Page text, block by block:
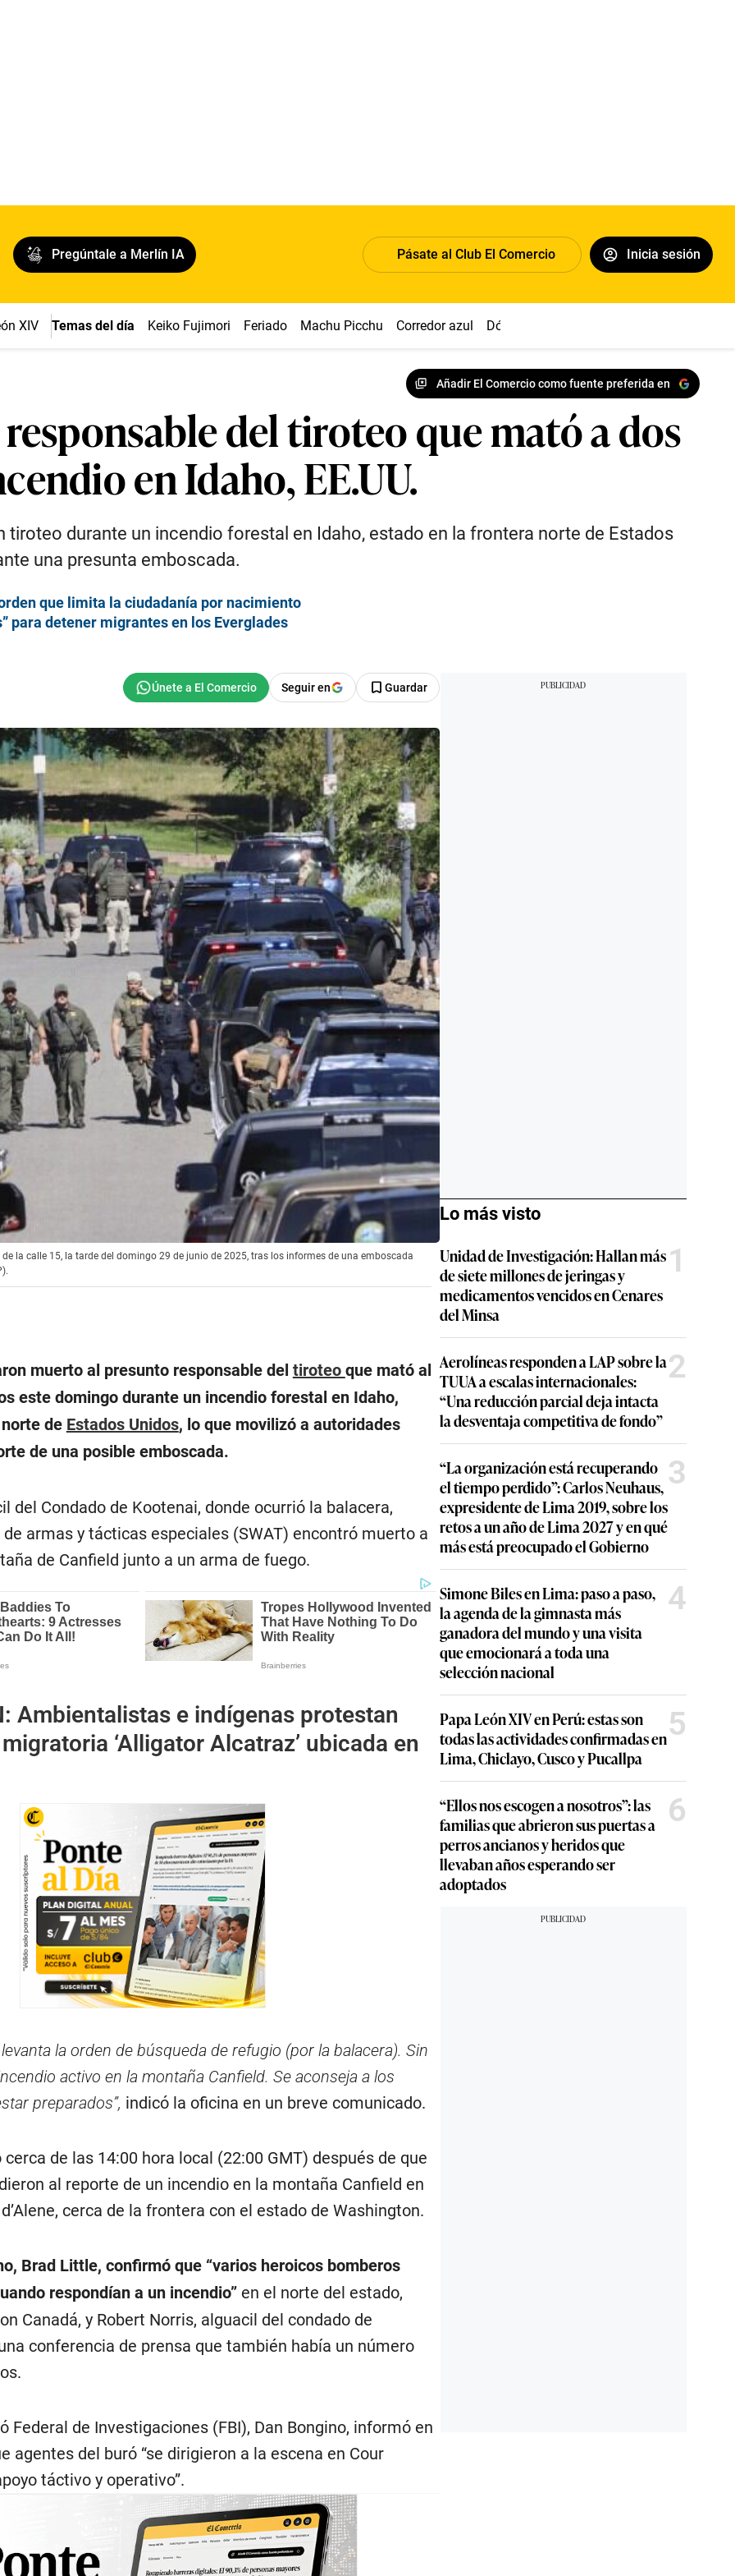
Pregúntale a Merlín IA Pásate al Club El Comercio Inicia sesión
XIV Temas del día Keiko Fujimori Feriado Machu Picchu Corredor azul Dólar
Añadir El Comercio como fuente preferida en
del tiroteo que mató a dos
en Idaho, EE.UU.
durante un incendio forestal en Idaho, estado en la frontera norte de Estados
una presunta emboscada.
que limita la ciudadanía por nacimiento
para detener migrantes en los Everglades
Seguir en Guardar
la calle 15, la tarde del domingo 29 de junio de 2025, tras los informes de una emboscada
muerto al presunto responsable del tiroteo que mató al
este domingo durante un incendio forestal en Idaho,
de Estados Unidos, lo que movilizó a autoridades
de una posible emboscada.
del Condado de Kootenai, donde ocurrió la balacera,
armas y tácticas especiales (SWAT) encontró muerto a
de Canfield junto a un arma de fuego.
Ambientalistas e indígenas protestan
‘Alligator Alcatraz’ ubicada en
la orden de búsqueda de refugio (por la balacera). Sin
activo en la montaña Canfield. Se aconseja a los
preparados”, indicó la oficina en un breve comunicado.
de las 14:00 hora local (22:00 GMT) después de que
al reporte de un incendio en la montaña Canfield en
cerca de la frontera con el estado de Washington.
Brad Little, confirmó que “varios heroicos bomberos
respondían a un incendio”en el norte del estado,
Canadá, y Robert Norris, alguacil del condado de
conferencia de prensa que también había un número
Federal de Investigaciones (FBI), Dan Bongino, informó en
agentes del buró “se dirigieron a la escena en Cour
táctivo y operativo”.
Lo más visto
Unidad de Investigación: Hallan más
de siete millones de jeringas y
medicamentos vencidos en Cenares
del Minsa
1
Aerolíneas responden a LAP sobre la
TUUA a escalas internacionales:
“Una reducción parcial deja intacta
la desventaja competitiva de fondo”
2
“La organización está recuperando
el tiempo perdido”: Carlos Neuhaus,
expresidente de Lima 2019, sobre los
retos a un año de Lima 2027 y en qué
más está preocupado el Gobierno
3
Simone Biles en Lima: paso a paso,
la agenda de la gimnasta más
ganadora del mundo y una visita
que emocionará a toda una
selección nacional
4
Papa León XIV en Perú: estas son
todas las actividades confirmadas en
Lima, Chiclayo, Cusco y Pucallpa
5
“Ellos nos escogen a nosotros”: las
familias que abrieron sus puertas a
perros ancianos y heridos que
llevaban años esperando ser
adoptados
6